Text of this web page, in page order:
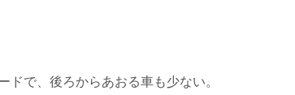
で、後ろからあおる車も少ない。